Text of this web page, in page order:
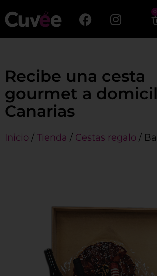
0
Recibe una cesta
gourmet a
Canarias
Inicio / Tienda / Cestas regalo /